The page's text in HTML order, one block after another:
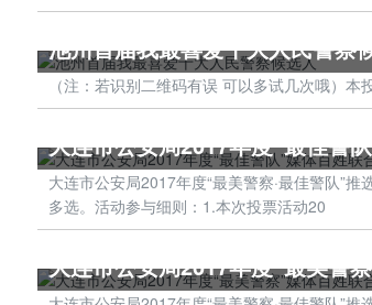
池州首届我最喜爱十大人民警察
（注：若识别二维码有误 可以多试几次哦）
大连市公安局2017年度“最佳警
大连市公安局2017年度“最美警察·最佳警队”
多选。活动参与细则：1.本次投票活动20
大连市公安局2017年度“最美警